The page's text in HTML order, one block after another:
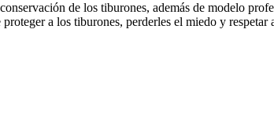
de los tiburones, además de modelo
a los tiburones, perderles el miedo y